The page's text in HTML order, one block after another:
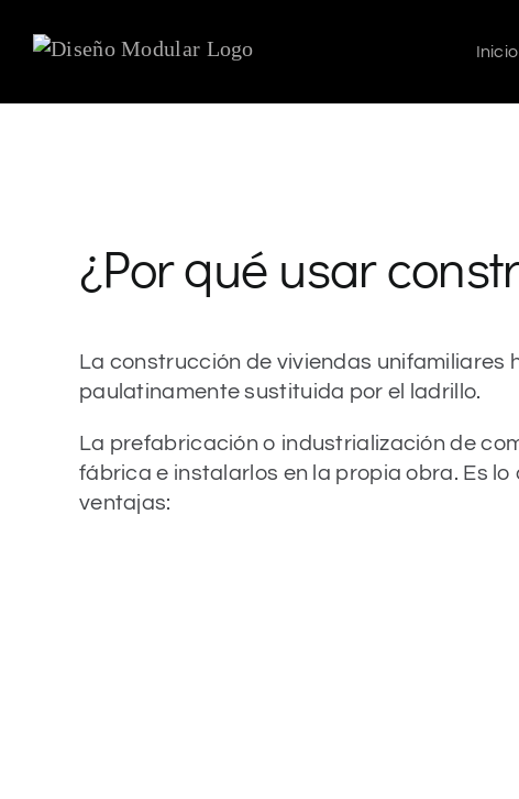
Inicio
¿Por qué usar
La construcción de viviendas
paulatinamente sustituida por el ladrillo.
La prefabricación o industrialización de
fábrica e instalarlos en la propia obra. Es lo
ventajas: